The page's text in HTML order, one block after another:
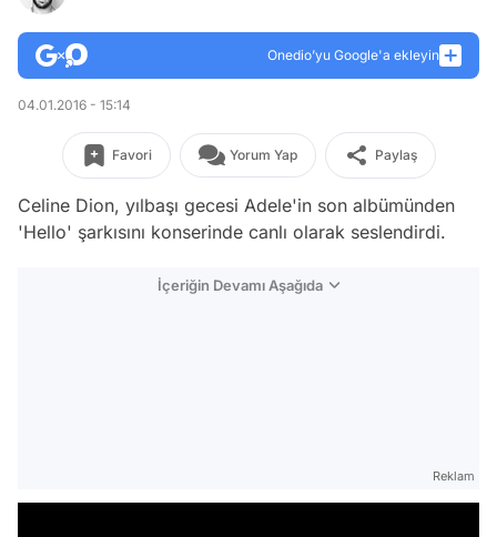
Onedio’yu Google'a ekleyin
04.01.2016 - 15:14
Favori Yorum Yap Paylaş
Celine Dion, yılbaşı gecesi Adele'in son albümünden
'Hello' şarkısını konserinde canlı olarak seslendirdi.
İçeriğin Devamı Aşağıda
Reklam